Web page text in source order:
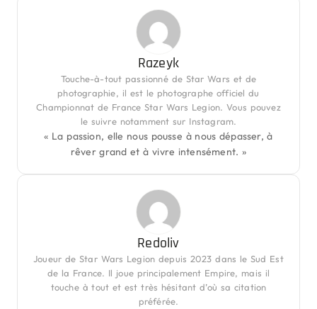
Razeyk
Touche-à-tout passionné de Star Wars et de
photographie, il est le photographe officiel du
Championnat de France Star Wars Legion. Vous pouvez
le suivre notamment sur Instagram.
« La passion, elle nous pousse à nous dépasser, à
rêver grand et à vivre intensément. »
Redoliv
Joueur de Star Wars Legion depuis 2023 dans le Sud Est
de la France. Il joue principalement Empire, mais il
touche à tout et est très hésitant d’où sa citation
préférée.